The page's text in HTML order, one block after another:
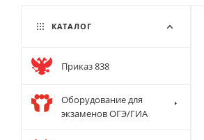
КАТАЛОГ
Приказ 838
Оборудование для
экзаменов ОГЭ/ГИА